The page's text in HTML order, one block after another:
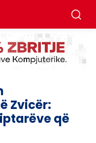
Zvicër:
që